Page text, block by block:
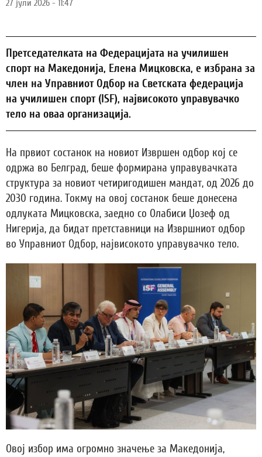
27 јули 2026 - 11:47
Претседателката на Федерацијата на училишен
спорт на Македонија, Елена Мицковска, е избрана за
член на Управниот Одбор на Светската федерација
на училишен спорт (ISF), највисокото управувачко
тело на оваа организација.
На првиот состанок на новиот Извршен одбор кој се
одржа во Белград, беше формирана управувачката
структура за новиот четиригодишен мандат, од 2026 до
2030 година. Токму на овој состанок беше донесена
одлуката Мицковска, заедно со Олабиси Џозеф од
Нигерија, да бидат претставници на Извршниот одбор
во Управниот Одбор, највисокото управувачко тело.
Овој избор има огромно значење за Македонија,